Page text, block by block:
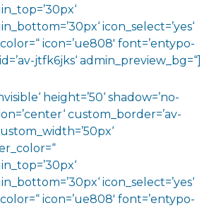
icon_select=’yes‘
icon=’ue808′ font=’entypo-
jtfk6jks‘ admin_preview_bg=“]
height=’50‘ shadow=’no-
custom_border=’av-
icon_select=’yes‘
icon=’ue808′ font=’entypo-